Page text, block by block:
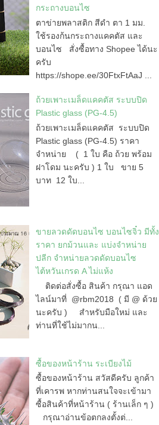
กระถางบอนไซ
ตาข่ายพลาสติก สีดำ ตา 1 มม.
ใช้รองก้นกระถางแคคตัส และ
บอนไซ สั่งซื้อทาง Shopee ได้นะ
ครับ
https://shope.ee/30FtxFtAaJ ...
ถ้วยเพาะเมล็ดแคคตัส ระบบปิด
Plastic glass (PG-4.5)
ถ้วยเพาะเมล็ดแคคตัส ระบบปิด
Plastic glass (PG-4.5) ราคา
จำหน่าย ( 1 ใบ คือ ถ้วย พร้อม
ฝาโดม นะครับ ) 1 ใบ ขาย 5
บาท 12 ใบ...
ขายลวดดัดบอนไซ บอนไซจิ๋ว มีทั้ง
ราคา ยกม้วนและ แบ่งจำหน่าย
ปลีก จำหน่ายลวดดัดบอนไซ
ไต้หวันเกรด A ไม่แห้ง
ติดต่อสั่งซื้อ สินค้า กรุณา แอด
ไลน์มาที่ @rbm2018 ( มี @ ด้วย
นะครับ ) สำหรับมือใหม่ และ
ท่านที่ใช้ไม่มากน...
ซื้อของหน้าร้าน ระเบียงไม้
ซื้อของหน้าร้าน สวัสดีครับ ลูกค้า
ที่เคารพ หากท่านสนใจจะเข้ามา
ซื้อสินค้าที่หน้าร้าน ( ร้านเล็ก ๆ )
กรุณาอ่านข้อตกลงตั้งต่...